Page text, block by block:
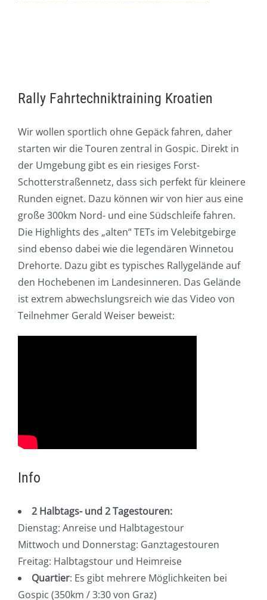
Rally Fahrtechniktraining Kroatien
Wir wollen sportlich ohne Gepäck fahren, daher
starten wir die Touren zentral in Gospic. Direkt in
der Umgebung gibt es ein riesiges Forst-
Schotterstraßennetz, dass sich perfekt für kleinere
Runden eignet. Dazu können wir von hier aus eine
große 300km Nord- und eine Südschleife fahren.
Die Highlights des „alten“ TETs im Velebitgebirge
sind ebenso dabei wie die legendären Winnetou
Drehorte. Dazu gibt es typisches Rallygelände auf
den Hochebenen im Landesinneren. Das Gelände
ist extrem abwechslungsreich wie das Video von
Teilnehmer Gerald Weiser beweist:
Info
2 Halbtags- und 2 Tagestouren:
Dienstag: Anreise und Halbtagestour
Mittwoch und Donnerstag: Ganztagestouren
Freitag: Halbtagstour und Heimreise
Quartier: Es gibt mehrere Möglichkeiten bei
Gospic (350km / 3:30 von Graz)